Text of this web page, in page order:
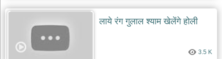
लाये रंग गुलाल श्याम खेलेंगे होली
3.5 K